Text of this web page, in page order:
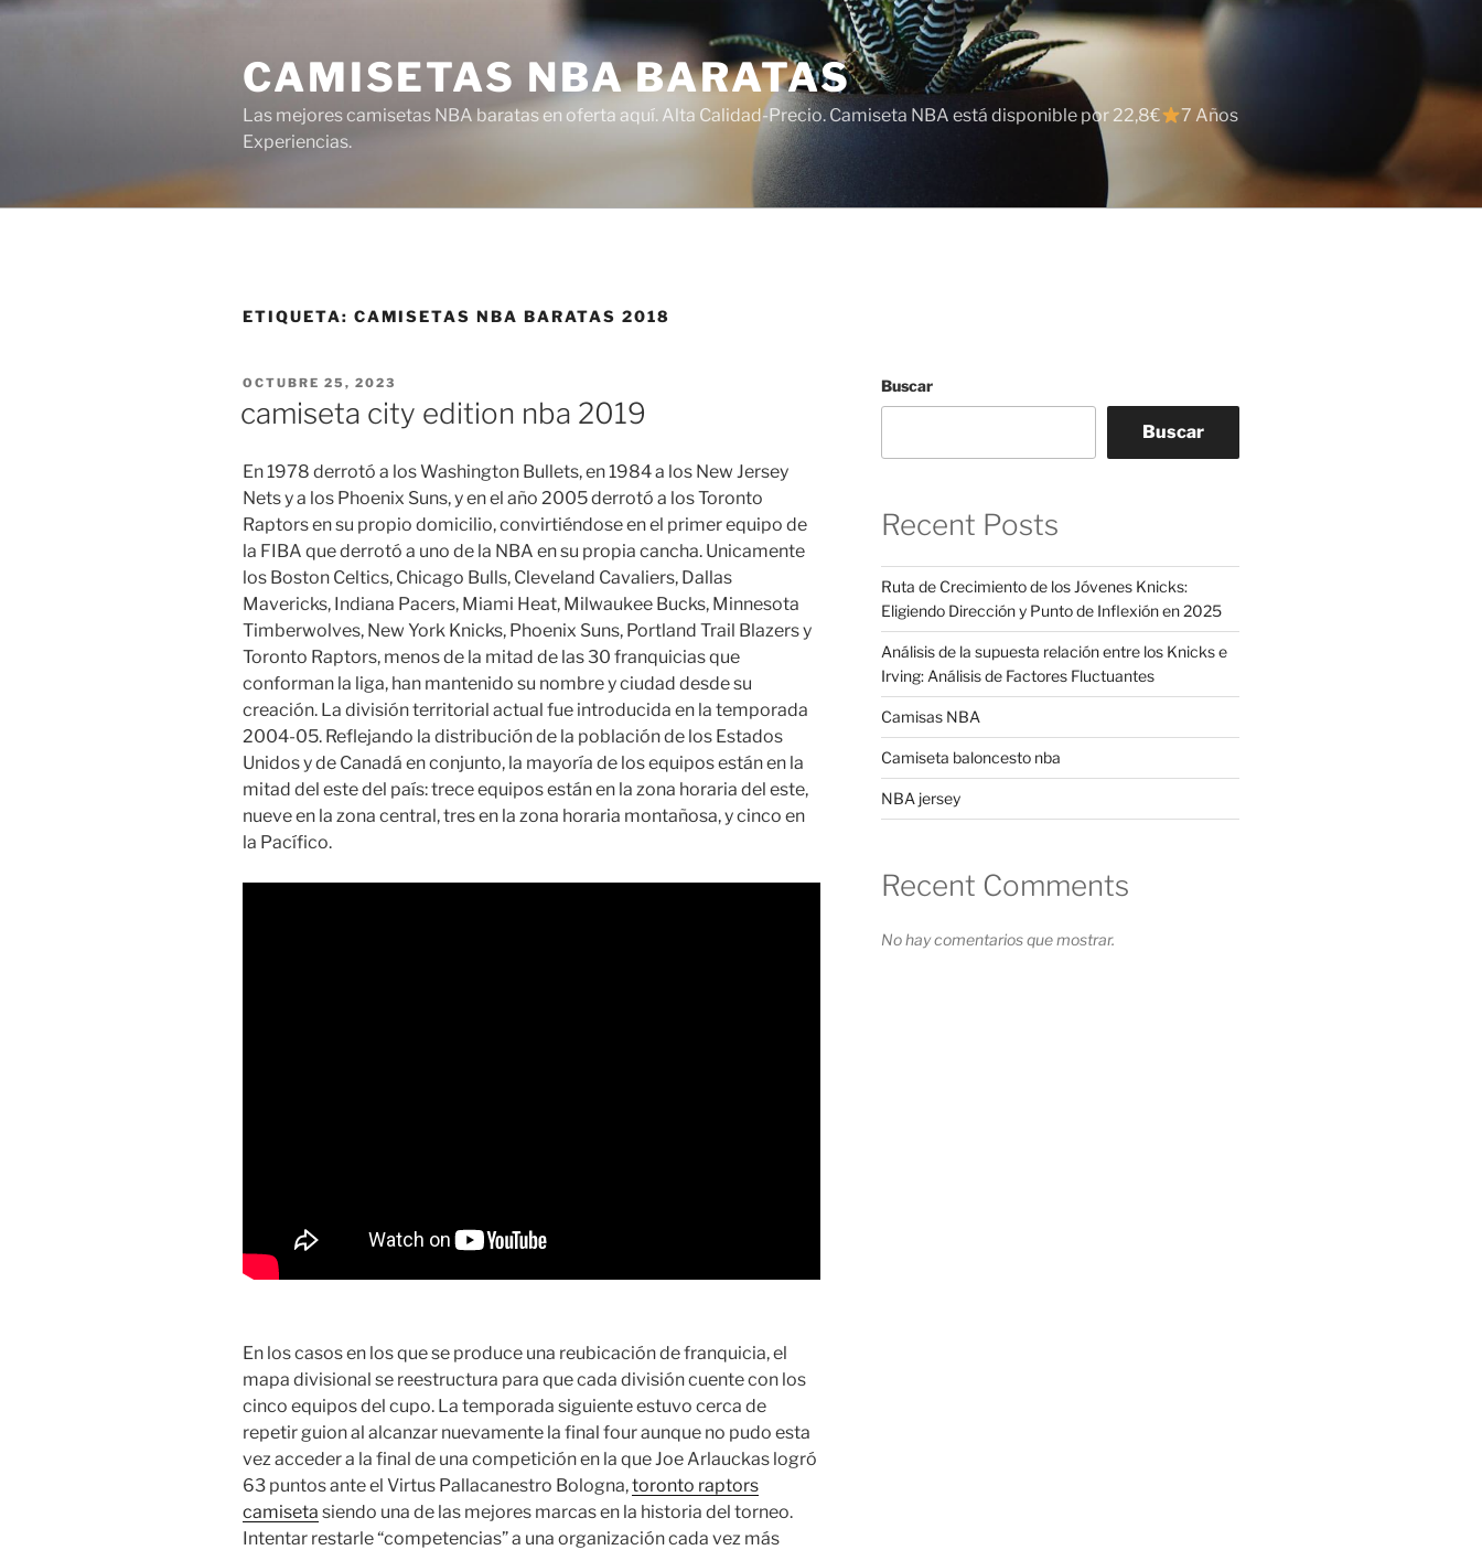
Saltar
CAMISETAS NBA BARATAS
Las mejores camisetas NBA baratas en oferta aquí. Alta Calidad-Precio. Camiseta NBA está disponible por 22,8€
7 Años
Experiencias.
ETIQUETA: CAMISETAS NBA BARATAS 2018
PUBLICADO
OCTUBRE 25, 2023
camiseta city edition nba 2019
En 1978 derrotó a los Washington Bullets, en 1984 a los New Jersey
Nets y a los Phoenix Suns, y en el año 2005 derrotó a los Toronto
Raptors en su propio domicilio, convirtiéndose en el primer equipo de
la FIBA que derrotó a uno de la NBA en su propia cancha. Unicamente
los Boston Celtics, Chicago Bulls, Cleveland Cavaliers, Dallas
Mavericks, Indiana Pacers, Miami Heat, Milwaukee Bucks, Minnesota
Timberwolves, New York Knicks, Phoenix Suns, Portland Trail Blazers y
Toronto Raptors, menos de la mitad de las 30 franquicias que
conforman la liga, han mantenido su nombre y ciudad desde su
creación. La división territorial actual fue introducida en la temporada
2004-05. Reflejando la distribución de la población de los Estados
Unidos y de Canadá en conjunto, la mayoría de los equipos están en la
mitad del este del país: trece equipos están en la zona horaria del este,
nueve en la zona central, tres en la zona horaria montañosa, y cinco en
la Pacífico.
En los casos en los que se produce una reubicación de franquicia, el
mapa divisional se reestructura para que cada división cuente con los
cinco equipos del cupo. La temporada siguiente estuvo cerca de
repetir guion al alcanzar nuevamente la final four aunque no pudo esta
vez acceder a la final de una competición en la que Joe Arlauckas logró
63 puntos ante el Virtus Pallacanestro Bologna,toronto raptors
camiseta siendo una de las mejores marcas en la historia del torneo.
Intentar restarle “competencias” a una organización cada vez más
Buscar
Buscar
Recent Posts
Ruta de Crecimiento de los Jóvenes Knicks:
Eligiendo Dirección y Punto de Inflexión en 2025
Análisis de la supuesta relación entre los Knicks e
Irving: Análisis de Factores Fluctuantes
Camisas NBA
Camiseta baloncesto nba
NBA jersey
Recent Comments
No hay comentarios que mostrar.